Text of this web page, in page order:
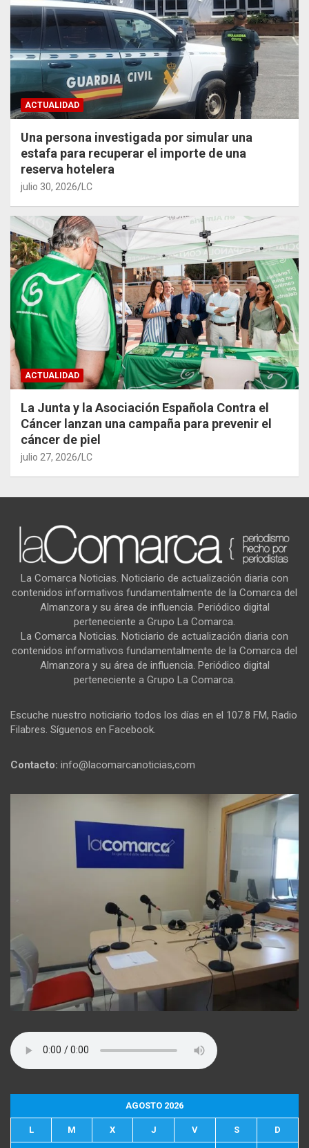
ACTUALIDAD
Una persona investigada por simular una
estafa para recuperar el importe de una
reserva hotelera
julio 30, 2026 LC
ACTUALIDAD
La Junta y la Asociación Española Contra el
Cáncer lanzan una campaña para prevenir el
cáncer de piel
julio 27, 2026 LC
La Comarca Noticias. Noticiario de actualización diaria con
contenidos informativos fundamentalmente de la Comarca del
Almanzora y su área de influencia. Periódico digital
perteneciente a Grupo La Comarca.
La Comarca Noticias. Noticiario de actualización diaria con
contenidos informativos fundamentalmente de la Comarca del
Almanzora y su área de influencia. Periódico digital
perteneciente a Grupo La Comarca.
Escuche nuestro noticiario todos los días en el 107.8 FM, Radio
Filabres. Síguenos en Facebook.
Contacto: info@lacomarcanoticias,com
AGOSTO 2026
L M X J V S D